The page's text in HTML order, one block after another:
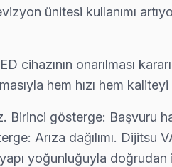
ünitesi kullanımı
cihazının onarılması
hem hızı hem
gösterge: Başvuru
Arıza dağılımı. Dijitsu
yoğunluğuyla